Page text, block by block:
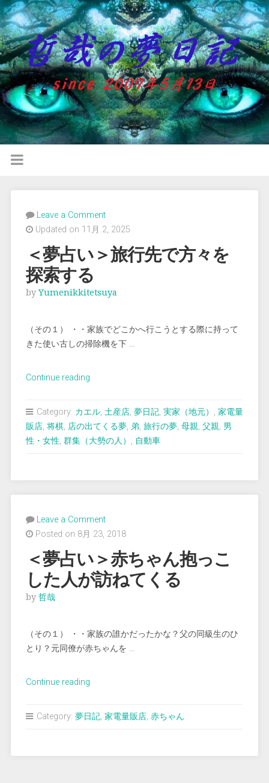
Leave a Comment
Updated on 11月 2, 2025
＜夢占い＞旅行先で方々を
探索する
byYumenikkitetsuya
（その１） ・・家族でどこかへ行こうとする際に持って
きた使い古しの掃除機を下 …
Continue reading“＜
＞
先
で
を
探
す
る”
Category: カエル, 土産店, 夢日記, 実家（地元） , 家電量
販店, 将棋, 店の出てくる夢, 弟, 旅行の夢, 母親, 父親, 男
性・女性, 群集（大勢の人） , 自動車
Leave a Comment
Posted on 8月 23, 2018
＜夢占い＞赤ちゃん抱っこ
した人が訪ねてくる
by 哲哉
（その１） ・・家族の誰かだったかな？父の同級生のひ
とり？元同僚が赤ちゃんを …
Continue reading“＜
占
赤
Category: 夢日記, 家電量販店, 赤ちゃん